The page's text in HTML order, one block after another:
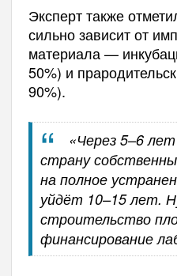
Эксперт также
сильно зависит от
материала —
50%) и
90%).
«Через 5–6
страну
на полное
уйдёт 10–15 лет.
строительство
финансирование